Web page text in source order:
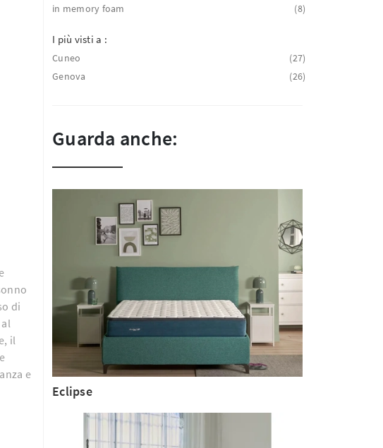
di
il
e
in memory foam 8
I più visti a :
Cuneo
27
Genova
26
Guarda anche:
Eclipse